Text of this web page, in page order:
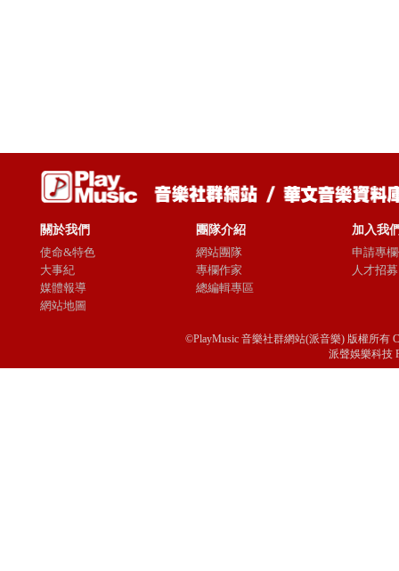
關於我們
使命&特色
大事紀
媒體報導
網站地圖
團隊介紹
網站團隊
專欄作家
總編輯專區
加入我
申請專
人才招募
©PlayMusic 音樂社群網站(派音樂) 版權所有
派聲娛樂科技